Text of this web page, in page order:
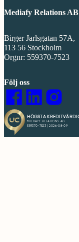
Mediafy Relations AB
Birger Jarlsgatan 57A,
113 56 Stockholm
Orgnr: 559370-7523
Följ oss